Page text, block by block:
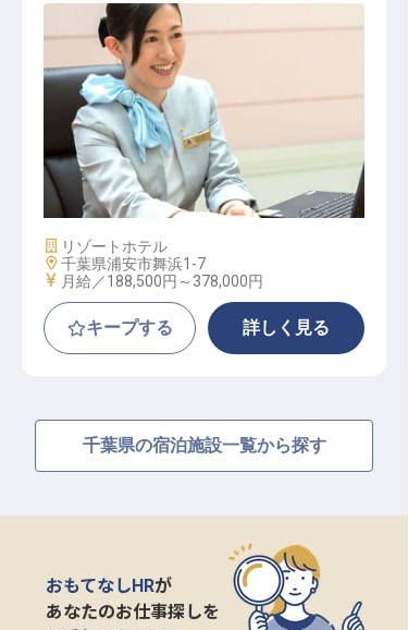
フロント・レセプション（オークラ
グループ／公休月9日以上／賞与年2
回）
施設業態
リゾートホテル
勤務地
千葉県浦安市舞浜1-7
給与
月給／188,500円～ 378,000円
キープする 詳しく見る
千葉県の宿泊施設一覧から探す
おもてなしHRが
あなたのお仕事探しを